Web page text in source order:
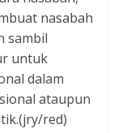
nasabah
sambil
untuk
dalam
ataupun
red)